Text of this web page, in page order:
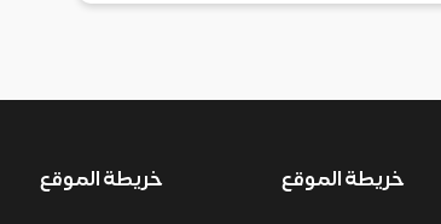
خريطة الموقع خريطة الموقع